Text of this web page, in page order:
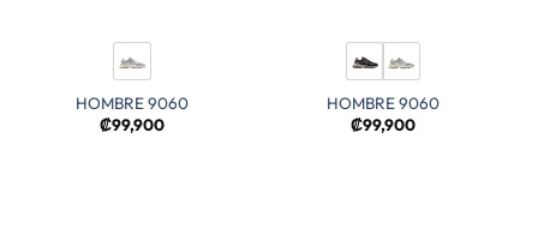
HOMBRE 9060
₡99,900
HOMBRE 9060
₡99,900